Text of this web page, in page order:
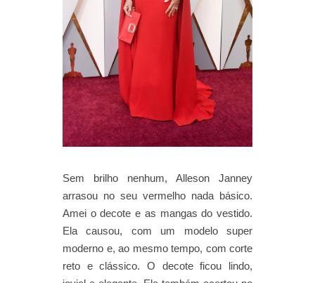
Sem brilho nenhum, Alleson Janney
arrasou no seu vermelho nada básico.
Amei o decote e as mangas do vestido.
Ela causou, com um modelo super
moderno e, ao mesmo tempo, com corte
reto e clássico. O decote ficou lindo,